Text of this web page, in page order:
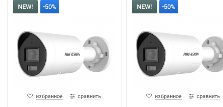
NEW! -50%
избранное сравнить
NEW! -50%
избранное сравнить